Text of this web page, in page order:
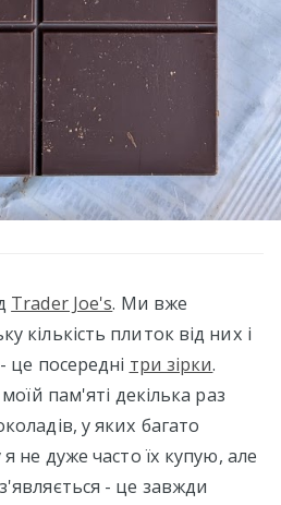
Trader Joe's. Ми вже
кількість плиток від них і
це посередні три зірки.
пам'яті декілька раз
у яких багато
не дуже часто їх купую, але
- це завжди